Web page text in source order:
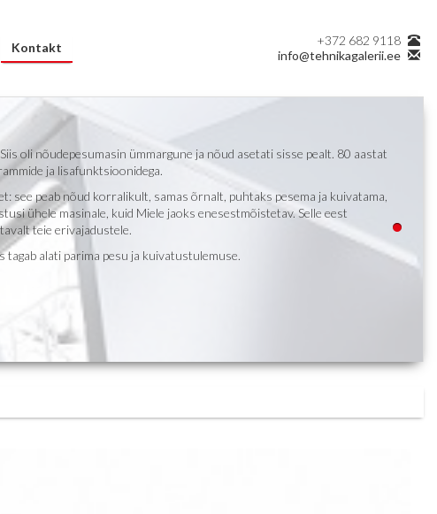
Kontakt
+372 682 9118
info@tehnikagalerii.ee
oli nõudepesumasin ümmargune ja nõud asetati sisse pealt. 80 aastat
ja lisafunktsioonidega.
see peab nõud korralikult, samas õrnalt, puhtaks pesema ja kuivatama,
ühele masinale, kuid Miele jaoks enesestmõistetav. Selle eest
teie erivajadustele.
alati parima pesu ja kuivatustulemuse.